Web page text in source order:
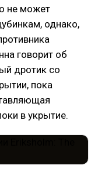
не может
однако,
говорит об
дротик со
пока
в укрытие.